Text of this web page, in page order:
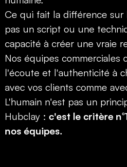
Ce qui fait la différence sur
pas un script ou une
capacité à créer une vraie
Nos équipes commerciales
l'écoute et l'authenticité à
avec vos clients comme
L'humain n'est pas un
Hubclay : c'est le critère
nos équipes.